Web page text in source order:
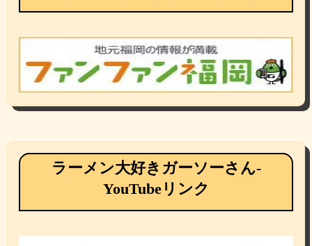
ラーメン大好きガーソーさん-
YouTubeリンク